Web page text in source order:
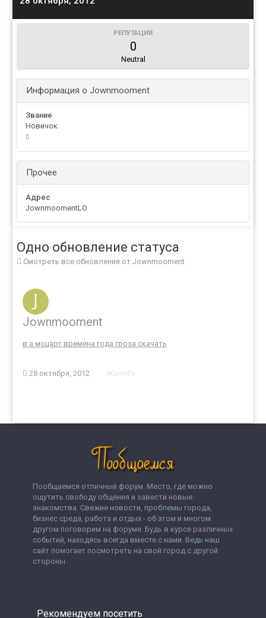
РЕПУТАЦИЯ
0
Neutral
Информация о Jownmooment
Звание
Новичок
Прочее
Адрес
JownmoomentLO
Одно обновление статуса
Смотреть все обновления от Jownmooment
Jownmooment
в.а моцарт времена года гроза скачать
28 октября, 2012 Жалоба
Пообщаемся отличный форум. Место, где можно
ощутить свободу общения и завести новые
знакомства. Свежие новости, проблемы города,
бизнес среда, работа и отдых - об этом и многом
другом поговорим на форуме. Будь в курсе различных
событий, находясь всегда вместе с нами. Ведь наш
сайт помогает посмотреть на свой город с другой
стороны.
Рекомендуем посетить